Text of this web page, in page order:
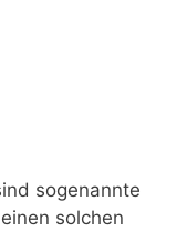
sogenannte
solchen